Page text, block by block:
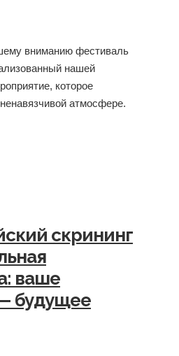
вниманию фестиваль
нашей
которое
атмосфере.
скрининг
ваше
будущее